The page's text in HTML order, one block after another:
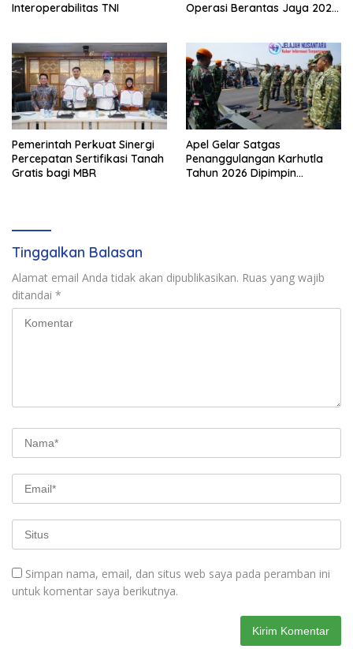
Interoperabilitas TNI
Operasi Berantas Jaya 2026,
Pemerintah Perkuat Sinergi
Percepatan Sertifikasi Tanah
Gratis bagi MBR
Apel Gelar Satgas
Penanggulangan Karhutla
Tahun 2026 Dipimpin
Tinggalkan Balasan
Alamat email Anda tidak akan dipublikasikan. Ruas yang wajib
ditandai *
Simpan nama, email, dan situs web saya pada peramban ini
untuk komentar saya berikutnya.